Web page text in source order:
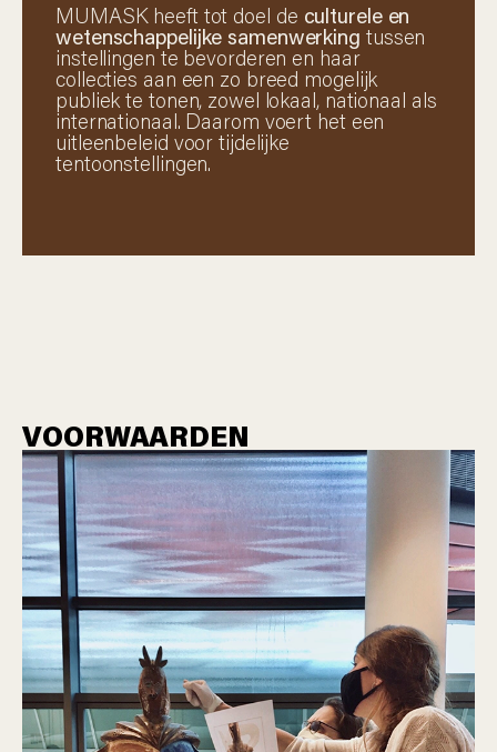
MUMASK heeft tot doel de culturele en
wetenschappelijke samenwerking tussen
instellingen te bevorderen en haar
collecties aan een zo breed mogelijk
publiek te tonen, zowel lokaal, nationaal als
internationaal. Daarom voert het een
uitleenbeleid voor tijdelijke
tentoonstellingen.
VOORWAARDEN